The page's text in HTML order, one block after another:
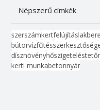
Népszerű címkék
szerszámkertfelújítás
bútorvízfűtésszerkesztőség
dísznövényhőszigeteléstető
kerti munkabetonnyár